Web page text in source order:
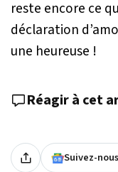
reste encore ce
déclaration
une heureuse !
Réagir à cet
Suivez-